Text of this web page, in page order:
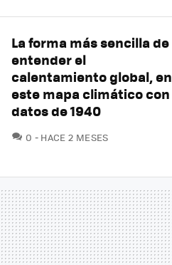
La forma más sencilla de
entender el
calentamiento global, en
este mapa climático con
datos de 1940
0 COMENTARIOS
HACE 2 MESES